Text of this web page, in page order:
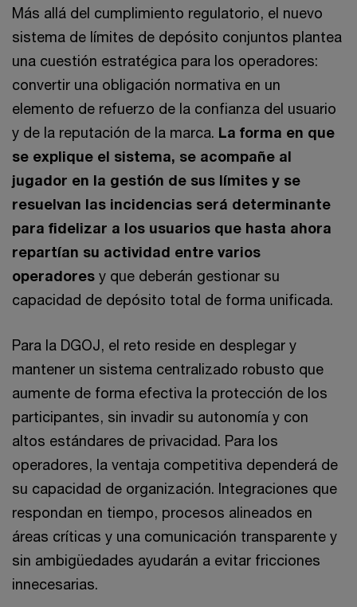
Más allá del cumplimiento regulatorio, el nuevo
sistema de límites de depósito conjuntos plantea
una cuestión estratégica para los operadores:
convertir una obligación normativa en un
elemento de refuerzo de la confianza del usuario
y de la reputación de la marca. La forma en que
se explique el sistema, se acompañe al
jugador en la gestión de sus límites y se
resuelvan las incidencias será determinante
para fidelizar a los usuarios que hasta ahora
repartían su actividad entre varios
operadores y que deberán gestionar su
capacidad de depósito total de forma unificada.
Para la DGOJ, el reto reside en desplegar y
mantener un sistema centralizado robusto que
aumente de forma efectiva la protección de los
participantes, sin invadir su autonomía y con
altos estándares de privacidad. Para los
operadores, la ventaja competitiva dependerá de
su capacidad de organización. Integraciones que
respondan en tiempo, procesos alineados en
áreas críticas y una comunicación transparente y
sin ambigüedades ayudarán a evitar fricciones
innecesarias.